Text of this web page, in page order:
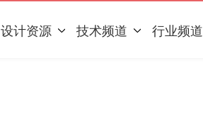
设计资源 技术频道 行业频道